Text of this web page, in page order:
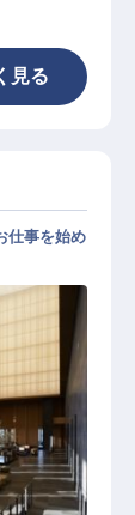
見る
ェント
仕事を始め